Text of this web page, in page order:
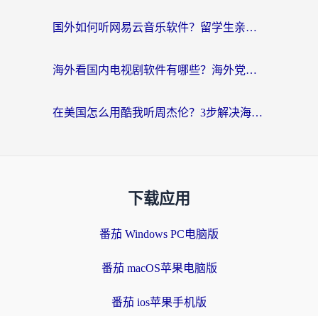
国外如何听网易云音乐软件？留学生亲测有效的回国加速方案
海外看国内电视剧软件有哪些？海外党专属追剧指南来了
在美国怎么用酷我听周杰伦？3步解决海外听歌地域限制，附QQ音乐网易云通用技巧
下载应用
番茄 Windows PC电脑版
番茄 macOS苹果电脑版
番茄 ios苹果手机版